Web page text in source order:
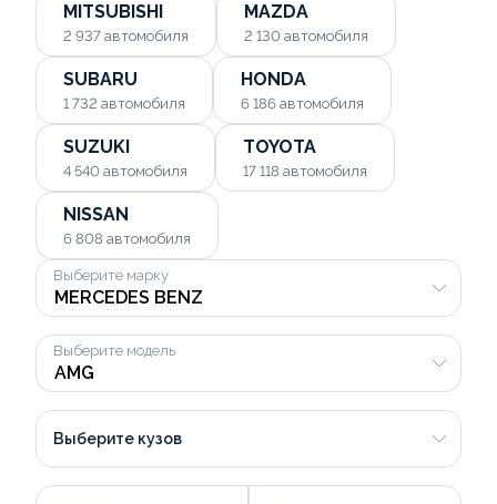
MITSUBISHI
2 937 автомобиля
MAZDA
2 130 автомобиля
SUBARU
1 732 автомобиля
HONDA
6 186 автомобиля
SUZUKI
4 540 автомобиля
TOYOTA
17 118 автомобиля
NISSAN
6 808 автомобиля
Выберите марку
Выберите модель
Выберите кузов